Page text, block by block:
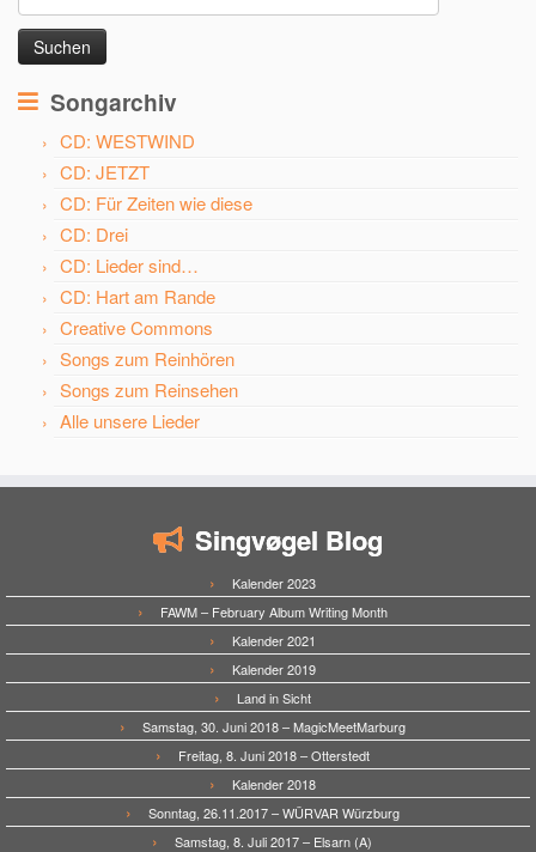
nach:
Songarchiv
CD: WESTWIND
CD: JETZT
CD: Für Zeiten wie diese
CD: Drei
CD: Lieder sind…
CD: Hart am Rande
Creative Commons
Songs zum Reinhören
Songs zum Reinsehen
Alle unsere Lieder
Singvøgel Blog
Kalender 2023
FAWM – February Album Writing Month
Kalender 2021
Kalender 2019
Land in Sicht
Samstag, 30. Juni 2018 – MagicMeetMarburg
Freitag, 8. Juni 2018 – Otterstedt
Kalender 2018
Sonntag, 26.11.2017 – WÜRVAR Würzburg
Samstag, 8. Juli 2017 – Elsarn (A)